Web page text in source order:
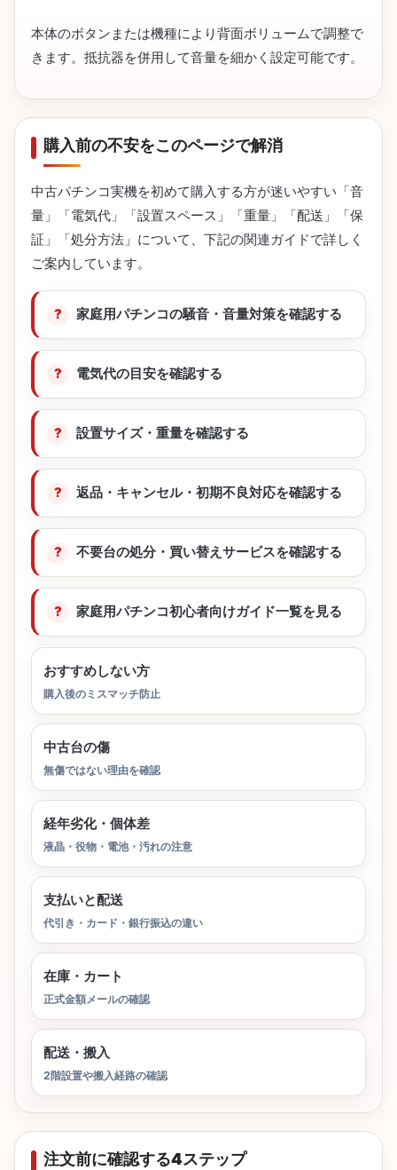
本体のボタンまたは機種により背面ボリュームで調整で
きます。抵抗器を併用して音量を細かく設定可能です。
購入前の不安をこのページで解消
中古パチンコ実機を初めて購入する方が迷いやすい「音
量」「電気代」「設置スペース」「重量」「配送」「保
証」「処分方法」について、下記の関連ガイドで詳しく
ご案内しています。
家庭用パチンコの騒音・音量対策を確認する
電気代の目安を確認する
設置サイズ・重量を確認する
返品・キャンセル・初期不良対応を確認する
不要台の処分・買い替えサービスを確認する
家庭用パチンコ初心者向けガイド一覧を見る
おすすめしない方
購入後のミスマッチ防止
中古台の傷
無傷ではない理由を確認
経年劣化・個体差
液晶・役物・電池・汚れの注意
支払いと配送
代引き・カード・銀行振込の違い
在庫・カート
正式金額メールの確認
配送・搬入
2階設置や搬入経路の確認
注文前に確認する4ステップ